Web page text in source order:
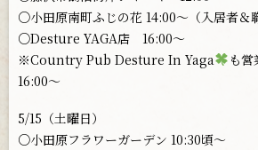
○小田原南町ふじの花 14:00〜（入居者＆
○Desture YAGA店 16:00〜
※Country Pub Desture In Yaga
も
16:00〜
5/15（土曜日）
○小田原フラワーガーデン 10:30頃〜